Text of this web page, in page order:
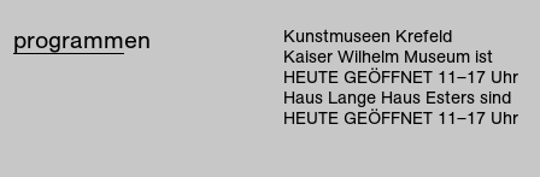
programmen
Kunstmuseen Krefeld
Kaiser Wilhelm Museum ist
HEUTE GEÖFFNET 11–17 Uhr
Haus Lange Haus Esters sind
HEUTE GEÖFFNET 11–17 Uhr